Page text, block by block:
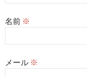
名前 ※
メール ※